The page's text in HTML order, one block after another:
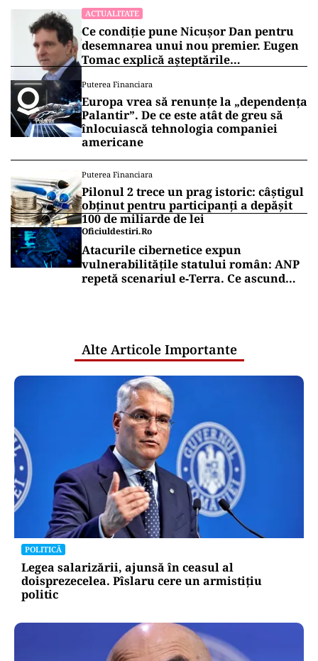
ACTUALITATE
Ce condiție pune Nicușor Dan pentru
desemnarea unui nou premier. Eugen
Tomac explică așteptările
Puterea Financiara
Europa vrea să renunțe la „dependența
Palantir”. De ce este atât de greu să
înlocuiască tehnologia companiei
americane
Puterea Financiara
Pilonul 2 trece un prag istoric: câștigul
obținut pentru participanți a depășit
100 de miliarde de lei
Oficiuldestiri.ro
Atacurile cibernetice expun
vulnerabilitățile statului român: ANP
repetă scenariul e‑Terra. Ce ascund
Alte Articole Importante
POLITICĂ
Legea salarizării, ajunsă în ceasul al
doisprezecelea. Pîslaru cere un armistițiu
politic